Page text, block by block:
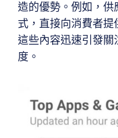
造的優勢。例如，
式，直接向消費者提
這些內容迅速引發
度。